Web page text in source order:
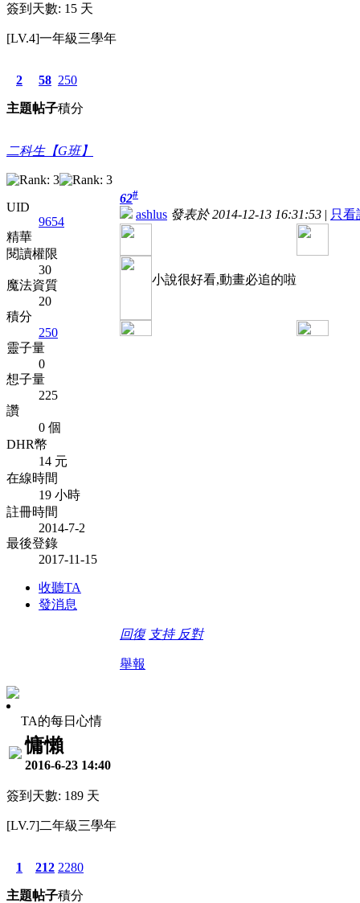
簽到天數: 15 天
[LV.4]一年級三學年
2
主題
58
帖子
250
積分
二科生【G班】
UID
9654
精華
閱讀權限
30
魔法資質
20
積分
250
靈子量
0
想子量
225
讚
0 個
DHR幣
14 元
在線時間
19 小時
註冊時間
2014-7-2
最後登錄
2017-11-15
收聽TA
發消息
62#
ashlus 發表於 2014-12-13 16:31:53 | 只看
小說很好看,動畫必追的啦
回復 支持 反對
舉報
TA的每日心情
慵懶
2016-6-23 14:40
簽到天數: 189 天
[LV.7]二年級三學年
1
主題
212
帖子
2280
積分